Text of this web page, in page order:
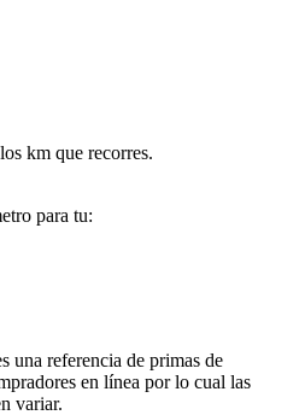
km que recorres.
para tu:
una referencia de primas de
en línea por lo cual las
variar.